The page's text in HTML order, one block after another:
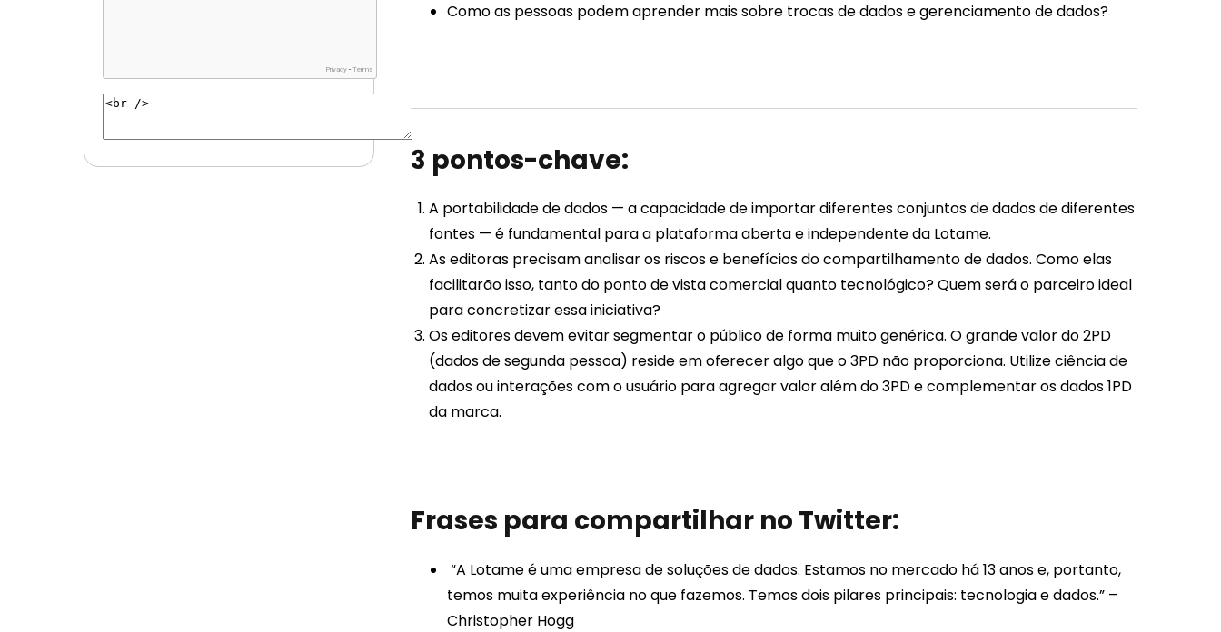
Como as pessoas podem aprender mais sobre trocas de dados e gerenciamento de dados?
3 pontos-chave:
A portabilidade de dados — a capacidade de importar diferentes conjuntos de dados de diferentes
fontes — é fundamental para a plataforma aberta e independente da Lotame.
As editoras precisam analisar os riscos e benefícios do compartilhamento de dados. Como elas
facilitarão isso, tanto do ponto de vista comercial quanto tecnológico? Quem será o parceiro ideal
para concretizar essa iniciativa?
Os editores devem evitar segmentar o público de forma muito genérica. O grande valor do 2PD
(dados de segunda pessoa) reside em oferecer algo que o 3PD não proporciona. Utilize ciência de
dados ou interações com o usuário para agregar valor além do 3PD e complementar os dados 1PD
da marca.
Frases para compartilhar no Twitter:
“A Lotame é uma empresa de soluções de dados. Estamos no mercado há 13 anos e, portanto,
temos muita experiência no que fazemos. Temos dois pilares principais: tecnologia e dados.” –
Christopher Hogg